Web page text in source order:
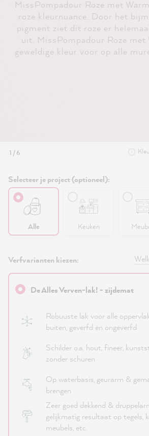
MissPompadour Roze met
roze kleurnuance. Door het
pigment ziet dit roze er
uit. MissPompadour Roze met
geweldige kleur voor op alle
1 / 6
Selecteer je project (optioneel):
Alle Keuken
Verfvarianten kiezen:
De Alles Verven-lak! - zijdemat
Robuuste lak voor alle
buiten, geverfd en ongeverfd
Schilder o.a. hout, fineer,
zonder schuren
Op waterbasis, geurarm &
brengen
Zeer goed dekkend &
gelijkmatig resultaat op tegels,
meubels, etc.